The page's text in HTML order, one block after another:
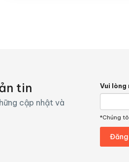
tin
cập nhật và
Vui lòng
*Chúng